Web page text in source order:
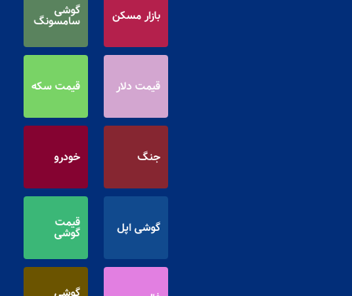
بازار مسکن گوشی
سامسونگ
قیمت دلار قیمت سکه
جنگ خودرو
گوشی اپل قیمت
گوشی